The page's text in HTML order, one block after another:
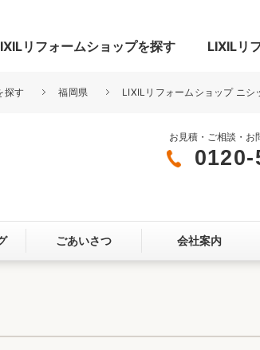
まわり 門まわり
スペース
リフォームショップを探す LIXILリ
ケート
ここちいい暮らし
探す 福岡県 LIXILリフォームショップ ニシ
お見積・ご相談・お
ごあいさつ 会社案内